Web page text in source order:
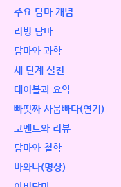
주요 담마 개념
리빙 담마
담마와 과학
세 단계 실천
테이블과 요약
빠띳짜 사뭅빠다(연기)
코멘트와 리뷰
담마와 철학
바와나(명상)